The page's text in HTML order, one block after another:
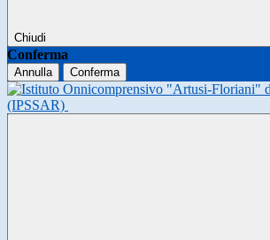
Chiudi
Conferma
Annulla Conferma
(IPSSAR)